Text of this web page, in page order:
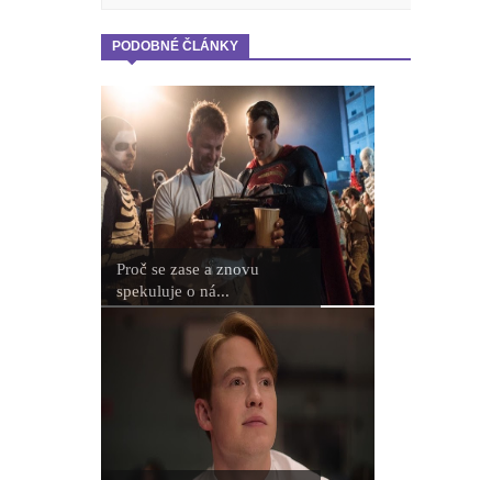
Marvel zrušil oceňovaný seriál
Budoucnost Scorpiona zní hodně
zajímavě
PODOBNÉ ČLÁNKY
Proč se zase a znovu
spekuluje o ná...